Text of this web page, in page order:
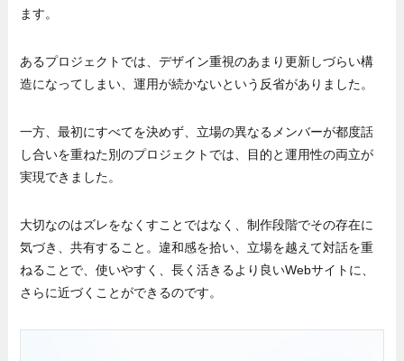
ます。
あるプロジェクトでは、デザイン重視のあまり更新しづらい構
造になってしまい、運用が続かないという反省がありました。
一方、最初にすべてを決めず、立場の異なるメンバーが都度話
し合いを重ねた別のプロジェクトでは、目的と運用性の両立が
実現できました。
大切なのはズレをなくすことではなく、制作段階でその存在に
気づき、共有すること。違和感を拾い、立場を越えて対話を重
ねることで、使いやすく、長く活きるより良いWebサイトに、
さらに近づくことができるのです。